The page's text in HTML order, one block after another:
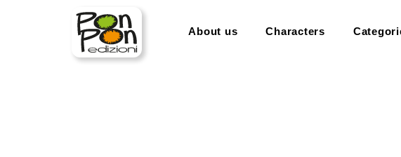
About us Characters